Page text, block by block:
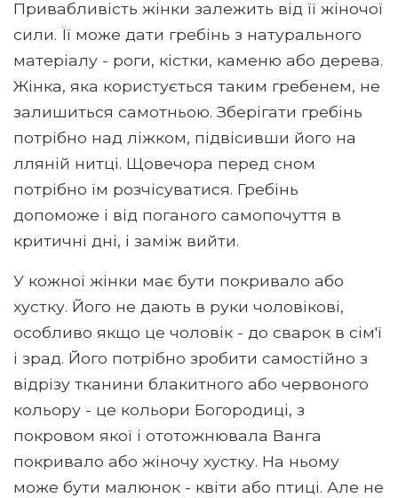
Привабливість жінки залежить від її жіночої
сили. Її може дати гребінь з натурального
матеріалу - роги, кістки, каменю або дерева.
Жінка, яка користується таким гребенем, не
залишиться самотньою. Зберігати гребінь
потрібно над ліжком, підвісивши його на
лляній нитці. Щовечора перед сном
потрібно їм розчісуватися. Гребінь
допоможе і від поганого самопочуття в
критичні дні, і заміж вийти.
У кожної жінки має бути покривало або
хустку. Його не дають в руки чоловікові,
особливо якщо це чоловік - до сварок в сім'ї
і зрад. Його потрібно зробити самостійно з
відрізу тканини блакитного або червоного
кольору - це кольори Богородиці, з
покровом якої і ототожнювала Ванга
покривало або жіночу хустку. На ньому
може бути малюнок - квіти або птиці. Але не